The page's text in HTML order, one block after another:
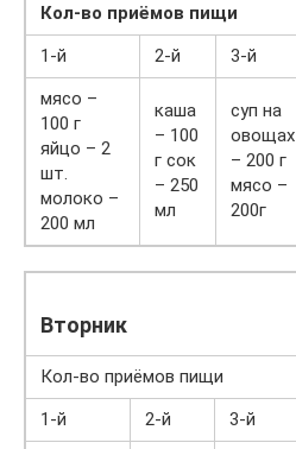
Кол-во приёмов пищи
1-й
2-й 3-й
мясо –
100 г
яйцо – 2
шт.
молоко –
200 мл
каша
– 100
г сок
– 250
мл
суп на
овощах
– 200 г
мясо –
200г
Вторник
Кол-во приёмов пищи
1-й
2-й 3-й